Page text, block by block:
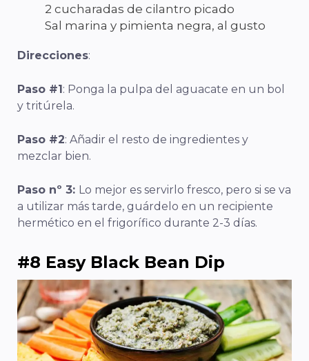
2 cucharadas de cilantro picado
Sal marina y pimienta negra, al gusto
Direcciones:
Paso #1: Ponga la pulpa del aguacate en un bol
y tritúrela.
Paso #2: Añadir el resto de ingredientes y
mezclar bien.
Paso nº 3: Lo mejor es servirlo fresco, pero si se va
a utilizar más tarde, guárdelo en un recipiente
hermético en el frigorífico durante 2-3 días.
#8 Easy Black Bean Dip